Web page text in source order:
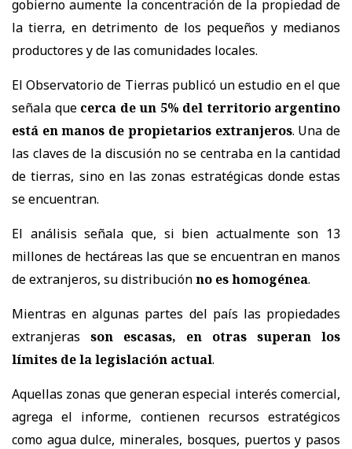
gobierno aumente la concentración de la propiedad de
la tierra, en detrimento de los pequeños y medianos
productores y de las comunidades locales.
El Observatorio de Tierras publicó un estudio en el que
señala que cerca de un 5% del territorio argentino
está en manos de propietarios extranjeros. Una de
las claves de la discusión no se centraba en la cantidad
de tierras, sino en las zonas estratégicas donde estas
se encuentran.
El análisis señala que, si bien actualmente son 13
millones de hectáreas las que se encuentran en manos
de extranjeros, su distribuciónno es homogénea.
Mientras en algunas partes del país las propiedades
extranjeras son escasas, en otras superan los
límites de la legislación actual.
Aquellas zonas que generan especial interés comercial,
agrega el informe, contienen recursos estratégicos
como agua dulce, minerales, bosques, puertos y pasos